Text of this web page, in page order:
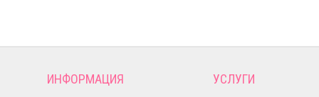
ИНФОРМАЦИЯ УСЛУГИ